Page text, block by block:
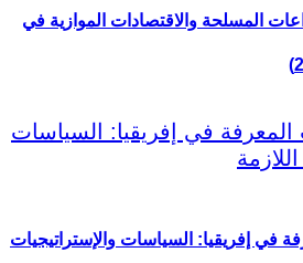
المسلحة والاقتصادات الموازية في
في إفريقيا: السياسات والإستراتيجيات